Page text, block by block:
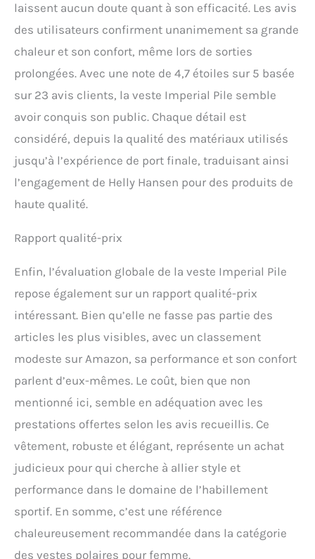
laissent aucun doute quant à son efficacité. Les avis
des utilisateurs confirment unanimement sa grande
chaleur et son confort, même lors de sorties
prolongées. Avec une note de 4,7 étoiles sur 5 basée
sur 23 avis clients, la veste Imperial Pile semble
avoir conquis son public. Chaque détail est
considéré, depuis la qualité des matériaux utilisés
jusqu’à l’expérience de port finale, traduisant ainsi
l’engagement de Helly Hansen pour des produits de
haute qualité.
Rapport qualité-prix
Enfin, l’évaluation globale de la veste Imperial Pile
repose également sur un rapport qualité-prix
intéressant. Bien qu’elle ne fasse pas partie des
articles les plus visibles, avec un classement
modeste sur Amazon, sa performance et son confort
parlent d’eux-mêmes. Le coût, bien que non
mentionné ici, semble en adéquation avec les
prestations offertes selon les avis recueillis. Ce
vêtement, robuste et élégant, représente un achat
judicieux pour qui cherche à allier style et
performance dans le domaine de l’habillement
sportif. En somme, c’est une référence
chaleureusement recommandée dans la catégorie
des vestes polaires pour femme.